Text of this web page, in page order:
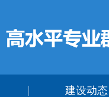
建设动态